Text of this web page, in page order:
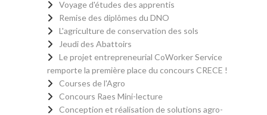
Voyage d'études des apprentis
Remise des diplômes du DNO
L'agriculture de conservation des sols
Jeudi des Abattoirs
Le projet entrepreneurial CoWorker Service
remporte la première place du concours CRECE !
Courses de l'Agro
Concours Raes Mini-lecture
Conception et réalisation de solutions agro-